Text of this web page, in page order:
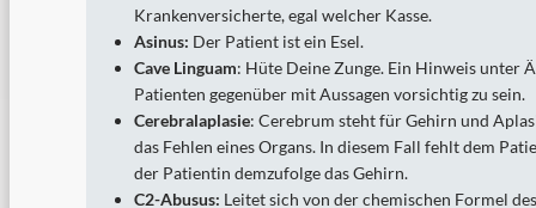
Krankenversicherte, egal welcher Kasse.
Asinus: Der Patient ist ein Esel.
Cave Linguam: Hüte Deine Zunge. Ein Hinweis unter
Patienten gegenüber mit Aussagen vorsichtig zu sein.
Cerebralaplasie: Cerebrum steht für Gehirn und
das Fehlen eines Organs. In diesem Fall fehlt dem
der Patientin demzufolge das Gehirn.
C2-Abusus: Leitet sich von der chemischen Formel